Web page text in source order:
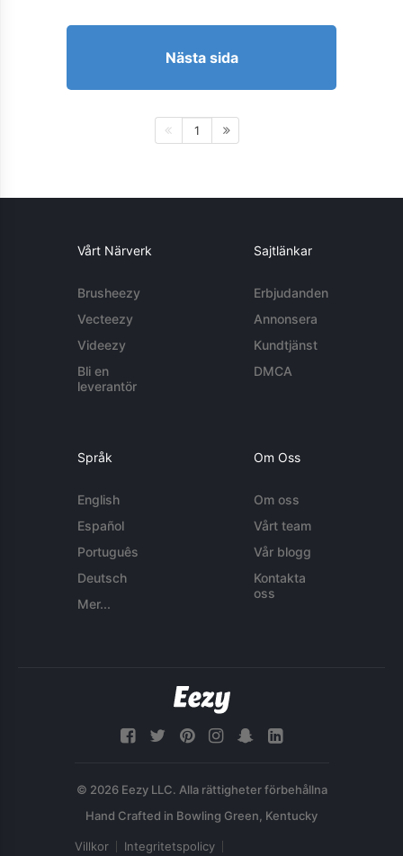
Nästa sida
1
Vårt Närverk
Brusheezy
Vecteezy
Videezy
Bli en
leverantör
Sajtlänkar
Erbjudanden
Annonsera
Kundtjänst
DMCA
Språk
English
Español
Português
Deutsch
Mer...
Om Oss
Om oss
Vårt team
Vår blogg
Kontakta
oss
© 2026 Eezy LLC. Alla rättigheter förbehållna
Villkor Integritetspolicy